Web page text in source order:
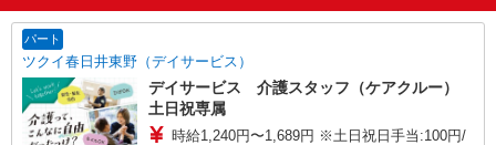
パート
ツクイ春日井東野（デイサービス）
デイサービス 介護スタッフ（ケアクルー）
土日祝専属
時給1,240円〜1,689円 ※土日祝日手当:100円/